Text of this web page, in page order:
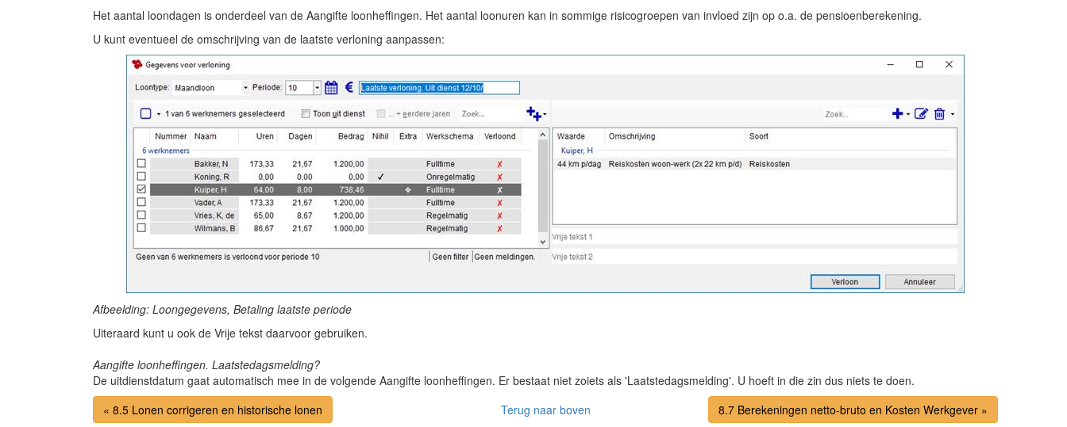
Het aantal loondagen is onderdeel van de Aangifte loonheffingen. Het aantal loonuren kan in sommige risicogroepen van invloed zijn op o.a. de pensioenberekening.
U kunt eventueel de omschrijving van de laatste verloning aanpassen:
Afbeelding: Loongegevens, Betaling laatste periode
Uiteraard kunt u ook de Vrije tekst daarvoor gebruiken.
Aangifte loonheffingen. Laatstedagsmelding?
De uitdienstdatum gaat automatisch mee in de volgende Aangifte loonheffingen. Er bestaat niet zoiets als 'Laatstedagsmelding'. U hoeft in die zin dus niets te doen.
« 8.5 Lonen corrigeren en historische lonen
Terug naar boven 8.7 Berekeningen netto-bruto en Kosten Werkgever »